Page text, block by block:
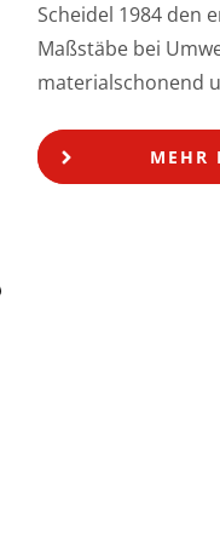
Scheidel 1984 den
Maßstäbe bei
materialschonend
MEHR